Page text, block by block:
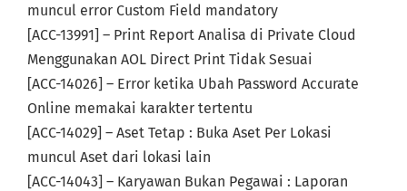
muncul error Custom Field mandatory
[ACC-13991] – Print Report Analisa di Private Cloud
Menggunakan AOL Direct Print Tidak Sesuai
[ACC-14026] – Error ketika Ubah Password Accurate
Online memakai karakter tertentu
[ACC-14029] – Aset Tetap : Buka Aset Per Lokasi
muncul Aset dari lokasi lain
[ACC-14043] – Karyawan Bukan Pegawai : Laporan